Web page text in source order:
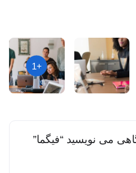
+1
می نویسید “فیگما”